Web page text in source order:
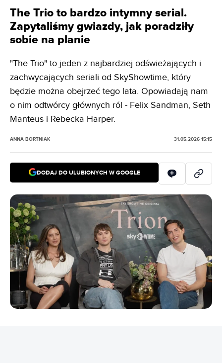
The Trio to bardzo intymny serial.
Zapytaliśmy gwiazdy, jak poradziły
sobie na planie
"The Trio" to jeden z najbardziej odświeżających i
zachwycających seriali od SkyShowtime, który
będzie można obejrzeć tego lata. Opowiadają nam
o nim odtwórcy głównych ról - Felix Sandman, Seth
Manteus i Rebecka Harper.
ANNA BORTNIAK 31.05.2026 15:15
DODAJ DO ULUBIONYCH W GOOGLE